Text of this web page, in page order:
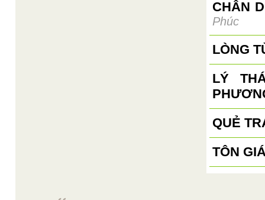
CHÂN
Phúc
LÒNG
LÝ
QUẺ
TÔN